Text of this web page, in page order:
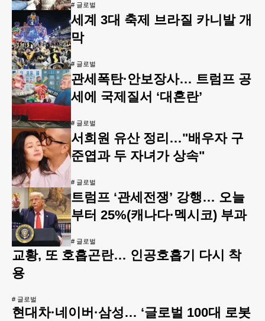
# 글로벌
세계 3대 축제 브라질 카니발 개
막
# 글로벌
관세폭탄·안보장사… 트럼프 공
세에 국제질서 ‘대혼란’
# 글로벌
서희원 유산 정리…"배우자 구
준엽과 두 자녀가 상속"
# 글로벌
트럼프 ‘관세전쟁’ 강행… 오늘
부터 25%(캐나다·멕시코) 부과
# 글로벌
교황, 또 호흡곤란… 인공호흡기 다시 착
용
# 글로벌
현대차·네이버·삼성… ‘글로벌 100대 로봇